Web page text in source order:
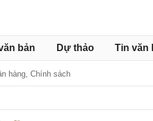
bản Dự thảo Tin văn
hàng, Chính sách